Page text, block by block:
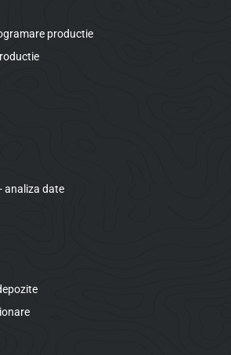
productie
analiza date